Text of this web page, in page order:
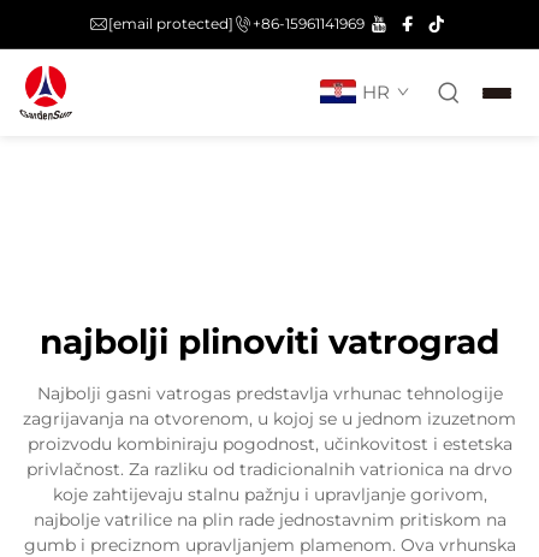
[email protected] +86-15961141969
HR
najbolji plinoviti vatrograd
Najbolji gasni vatrogas predstavlja vrhunac tehnologije
zagrijavanja na otvorenom, u kojoj se u jednom izuzetnom
proizvodu kombiniraju pogodnost, učinkovitost i estetska
privlačnost. Za razliku od tradicionalnih vatrionica na drvo
koje zahtijevaju stalnu pažnju i upravljanje gorivom,
najbolje vatrilice na plin rade jednostavnim pritiskom na
gumb i preciznom upravljanjem plamenom. Ova vrhunska